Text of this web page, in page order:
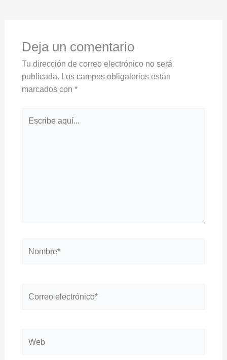
Deja un comentario
Tu dirección de correo electrónico no será
publicada. Los campos obligatorios están
marcados con *
aquí...
electrónico*